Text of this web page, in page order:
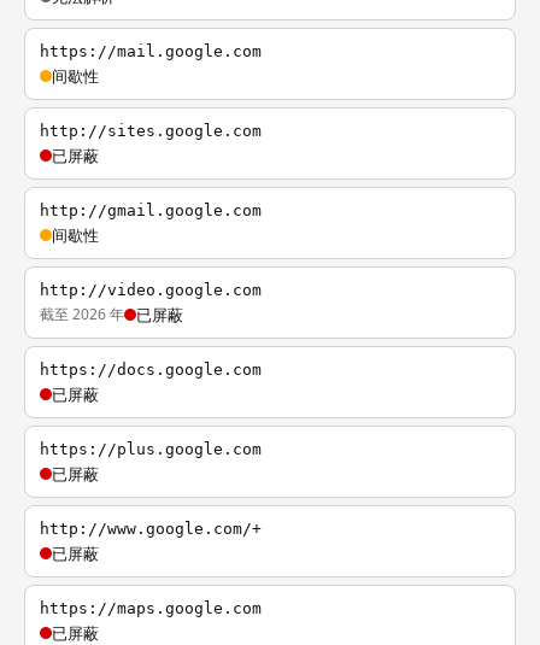
https://mail.google.com
间歇性
http://sites.google.com
已屏蔽
http://gmail.google.com
间歇性
http://video.google.com
截至 2026 年 已屏蔽
https://docs.google.com
已屏蔽
https://plus.google.com
已屏蔽
http://www.google.com/+
已屏蔽
https://maps.google.com
已屏蔽